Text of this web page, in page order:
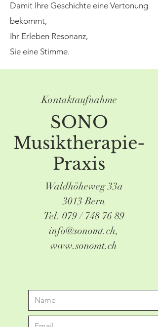
Damit Ihre Geschichte eine Vertonung
bekommt,
Ihr Erleben Resonanz,
Sie eine Stimme.
Kontaktaufnahme
SONO
Musiktherapie-
Praxis
Waldhöheweg 33a
3013 Bern
Tel. 079 /748 76 89
info@sonomt.ch,
www.sonomt.ch